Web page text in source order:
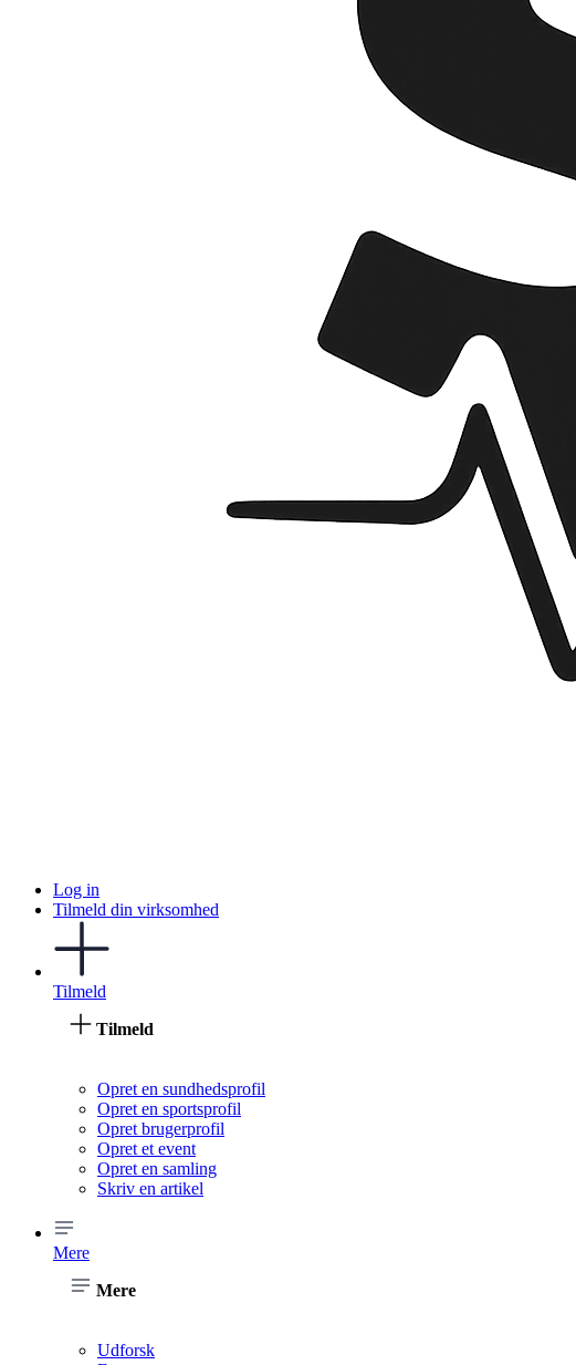
Log in
Tilmeld din virksomhed
Tilmeld
Tilmeld
Opret en sundhedsprofil
Opret en sportsprofil
Opret brugerprofil
Opret et event
Opret en samling
Skriv en artikel
Mere
Mere
Udforsk